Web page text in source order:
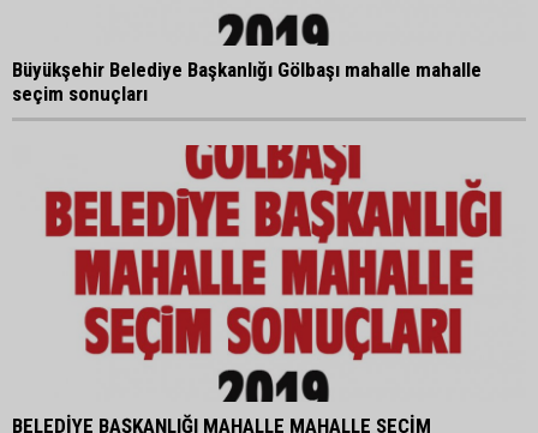
Büyükşehir Belediye Başkanlığı Gölbaşı mahalle mahalle
seçim sonuçları
BELEDİYE BAŞKANLIĞI MAHALLE MAHALLE SEÇİM